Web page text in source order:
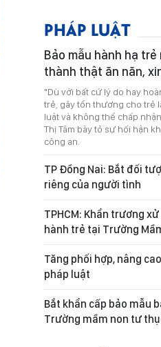
PHÁP LUẬT
Bảo mẫu hành hạ trẻ
thành thật ăn năn,
"Dù với bất cứ lý do hay
trẻ, gây tổn thương cho trẻ
luật và không thể chấp
Thị Tâm bày tỏ sự hối hận
công an.
TP Đồng Nai: Bắt đối
riêng của người tình
TPHCM: Khẩn trương
hành trẻ tại Trường
Tăng phối hợp, nâng
pháp luật
Bắt khẩn cấp bảo mẫu
Trường mầm non tư